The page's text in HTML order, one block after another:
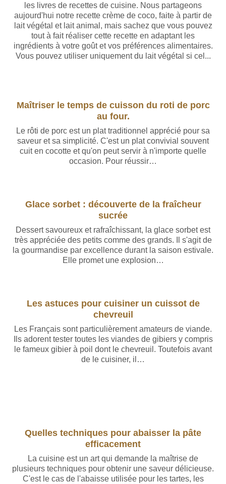
les livres de recettes de cuisine. Nous partageons
aujourd'hui notre recette crème de coco, faite à partir de
lait végétal et lait animal, mais sachez que vous pouvez
tout à fait réaliser cette recette en adaptant les
ingrédients à votre goût et vos préférences alimentaires.
Vous pouvez utiliser uniquement du lait végétal si cel...
Maîtriser le temps de cuisson du roti de porc
au four.
Le rôti de porc est un plat traditionnel apprécié pour sa
saveur et sa simplicité. C'est un plat convivial souvent
cuit en cocotte et qu'on peut servir à n'importe quelle
occasion. Pour réussir…
Glace sorbet : découverte de la fraîcheur
sucrée
Dessert savoureux et rafraîchissant, la glace sorbet est
très appréciée des petits comme des grands. Il s'agit de
la gourmandise par excellence durant la saison estivale.
Elle promet une explosion…
Les astuces pour cuisiner un cuissot de
chevreuil
Les Français sont particulièrement amateurs de viande.
Ils adorent tester toutes les viandes de gibiers y compris
le fameux gibier à poil dont le chevreuil. Toutefois avant
de le cuisiner, il…
Quelles techniques pour abaisser la pâte
efficacement
La cuisine est un art qui demande la maîtrise de
plusieurs techniques pour obtenir une saveur délicieuse.
C'est le cas de l'abaisse utilisée pour les tartes, les